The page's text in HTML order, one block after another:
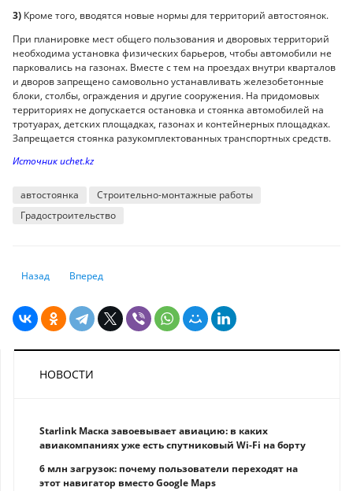
3) Кроме того, вводятся новые нормы для территорий автостоянок.
При планировке мест общего пользования и дворовых территорий
необходима установка физических барьеров, чтобы автомобили не
парковались на газонах. Вместе с тем на проездах внутри кварталов
и дворов запрещено самовольно устанавливать железобетонные
блоки, столбы, ограждения и другие сооружения. На придомовых
территориях не допускается остановка и стоянка автомобилей на
тротуарах, детских площадках, газонах и контейнерных площадках.
Запрещается стоянка разукомплектованных транспортных средств.
Источник uchet.kz
автостоянка
Строительно-монтажные работы
Градостроительство
Предыдущий: Какие документы необходимы для налоговой проверки
Назад Следующий: Президент РК подписал изменения в
Вперед
НОВОСТИ
Starlink Маска завоевывает авиацию: в каких
авиакомпаниях уже есть спутниковый Wi-Fi на борту
6 млн загрузок: почему пользователи переходят на
этот навигатор вместо Google Maps